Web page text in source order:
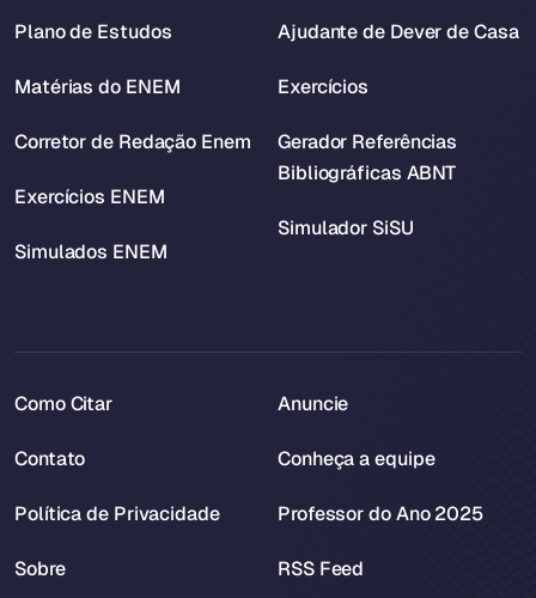
Plano de Estudos
Matérias do ENEM
Corretor de Redação Enem
Exercícios ENEM
Simulados ENEM
Ajudante de Dever de Casa
Exercícios
Gerador Referências
Bibliográficas ABNT
Simulador SiSU
Como Citar
Contato
Política de Privacidade
Sobre
Anuncie
Conheça a equipe
Professor do Ano 2025
RSS Feed